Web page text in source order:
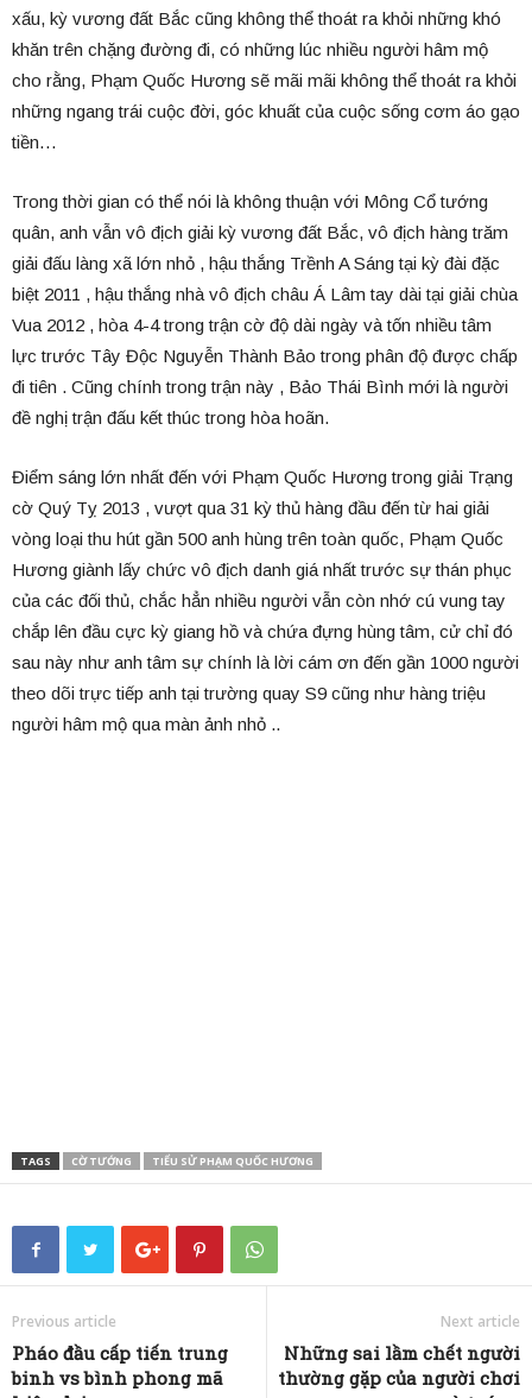
xấu, kỳ vương đất Bắc cũng không thể thoát ra khỏi những khó
khăn trên chặng đường đi, có những lúc nhiều người hâm mộ
cho rằng, Phạm Quốc Hương sẽ mãi mãi không thể thoát ra khỏi
những ngang trái cuộc đời, góc khuất của cuộc sống cơm áo gạo
tiền…
Trong thời gian có thể nói là không thuận với Mông Cổ tướng
quân, anh vẫn vô địch giải kỳ vương đất Bắc, vô địch hàng trăm
giải đấu làng xã lớn nhỏ , hậu thắng Trềnh A Sáng tại kỳ đài đặc
biệt 2011 , hậu thắng nhà vô địch châu Á Lâm tay dài tại giải chùa
Vua 2012 , hòa 4-4 trong trận cờ độ dài ngày và tốn nhiều tâm
lực trước Tây Độc Nguyễn Thành Bảo trong phân độ được chấp
đi tiên . Cũng chính trong trận này , Bảo Thái Bình mới là người
đề nghị trận đấu kết thúc trong hòa hoãn.
Điểm sáng lớn nhất đến với Phạm Quốc Hương trong giải Trạng
cờ Quý Tỵ 2013 , vượt qua 31 kỳ thủ hàng đầu đến từ hai giải
vòng loại thu hút gần 500 anh hùng trên toàn quốc, Phạm Quốc
Hương giành lấy chức vô địch danh giá nhất trước sự thán phục
của các đối thủ, chắc hẳn nhiều người vẫn còn nhớ cú vung tay
chắp lên đầu cực kỳ giang hồ và chứa đựng hùng tâm, cử chỉ đó
sau này như anh tâm sự chính là lời cám ơn đến gần 1000 người
theo dõi trực tiếp anh tại trường quay S9 cũng như hàng triệu
người hâm mộ qua màn ảnh nhỏ ..
TAGS CỜ TƯỚNG TIỂU SỬ PHẠM QUỐC HƯƠNG
Previous article
Pháo đầu cấp tiến trung
binh vs bình phong mã
Next article
Những sai lầm chết người
thường gặp của người chơi